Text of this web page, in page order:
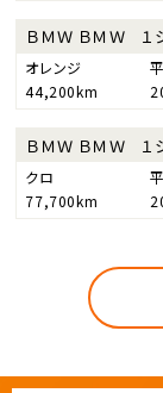
ＢＭＷ ＢＭＷ １シ
オレンジ
44,200km
ＢＭＷ ＢＭＷ １
クロ
77,700km